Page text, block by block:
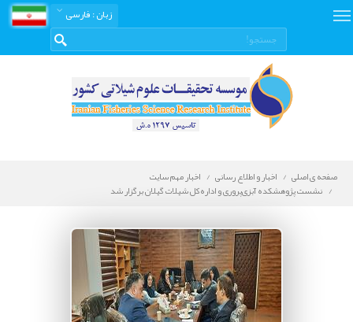
زبان: فارسی
صفحه ی اصلی اخبار و اطلاع رسانی
اخبار مهم سایت
نشست پژوهشکده آبزی‌پروری و اداره‌کل شیلات گیلان برگزار شد